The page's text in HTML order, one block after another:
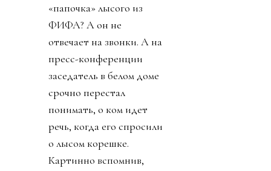
«папочка» лысого из
ФИФА? А он не
отвечает на звонки. А на
пресс-конференции
заседатель в белом доме
срочно перестал
понимать, о ком идет
речь, когда его спросили
о лысом корешке.
Картинно вспомнив,